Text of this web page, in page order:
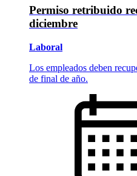
Permiso retribuido
diciembre
Laboral
Los empleados deben
de final de año.